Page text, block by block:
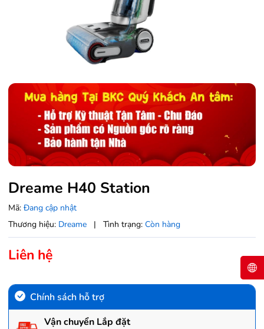
Dreame H40 Station
Mã: Đang cập nhật
Thương hiệu: Dreame | Tình trạng: Còn hàng
Liên hệ
Chính sách hỗ trợ
Vận chuyển Lắp đặt